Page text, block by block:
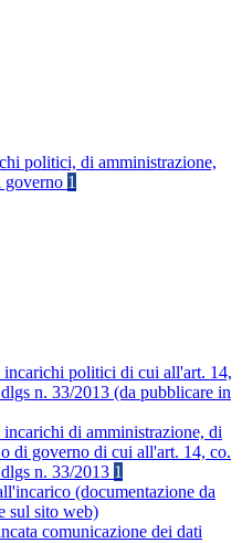
politici, di amministrazione,
governo 1
politici di cui all'art. 14,
n. 33/2013 (da pubblicare in
di amministrazione, di
di governo di cui all'art. 14, co.
n. 33/2013 1
(documentazione da
sul sito web)
comunicazione dei dati